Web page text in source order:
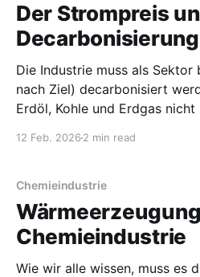
Der Strompreis
Decarbonisierung
Die Industrie muss als
nach Ziel) decarbonisiert
Erdöl, Kohle und Erdgas
12 Feb. 2026 2 min read
Chemieindustrie
Chemieindustrie
Wie wir alle wissen, muss es